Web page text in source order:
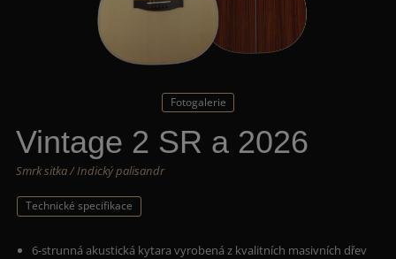
Fotogalerie
Vintage 2 SR a 2026
Smrk sitka / Indický palisandr
Technické specifikace
6-strunná akustická kytara vyrobená z kvalitních masivních dřev